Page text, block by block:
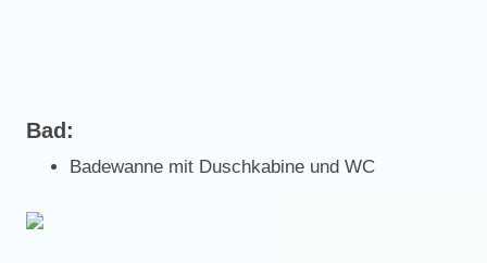
Bad:
Badewanne mit Duschkabine und WC